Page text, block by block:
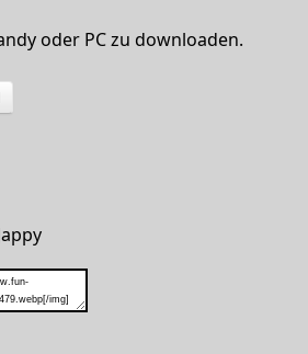
oder PC zu downloaden.